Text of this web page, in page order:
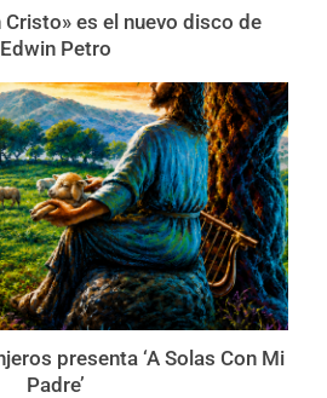
Cristo» es el nuevo disco de
Edwin Petro
presenta ‘A Solas Con Mi
Padre’